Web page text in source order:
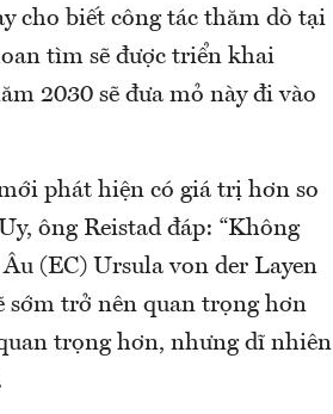
cho biết công tác thăm dò tại
tìm sẽ được triển khai
2030 sẽ đưa mỏ này đi vào
phát hiện có giá trị hơn so
ông Reistad đáp: “Không
(EC) Ursula von der Layen
sớm trở nên quan trọng hơn
trọng hơn, nhưng dĩ nhiên